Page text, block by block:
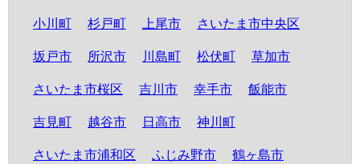
小川町 杉戸町 上尾市 さいたま市中央区
坂戸市 所沢市 川島町 松伏町 草加市
さいたま市桜区 吉川市 幸手市 飯能市
吉見町 越谷市 日高市 神川町
さいたま市浦和区 ふじみ野市 鶴ヶ島市